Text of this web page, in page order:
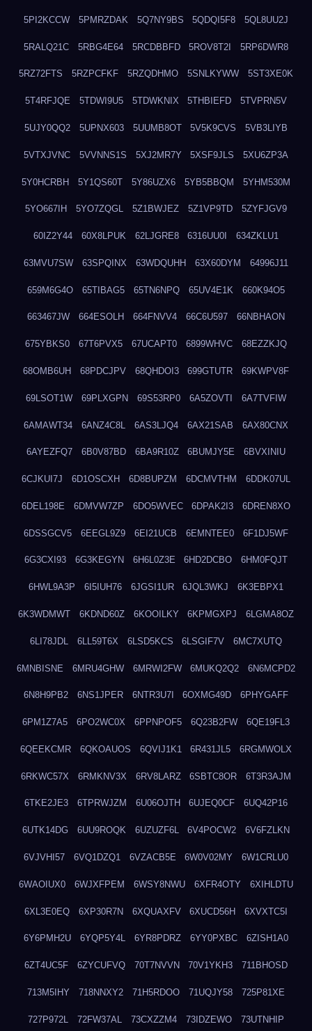
5PI2KCCW 5PMRZDAK 5Q7NY9BS 5QDQI5F8 5QL8UU2J
5RALQ21C 5RBG4E64 5RCDBBFD 5ROV8T2I 5RP6DWR8
5RZ72FTS 5RZPCFKF 5RZQDHMO 5SNLKYWW 5ST3XE0K
5T4RFJQE 5TDWI9U5 5TDWKNIX 5THBIEFD 5TVPRN5V
5UJY0QQ2 5UPNX603 5UUMB8OT 5V5K9CVS 5VB3LIYB
5VTXJVNC 5VVNNS1S 5XJ2MR7Y 5XSF9JLS 5XU6ZP3A
5Y0HCRBH 5Y1QS60T 5Y86UZX6 5YB5BBQM 5YHM530M
5YO667IH 5YO7ZQGL 5Z1BWJEZ 5Z1VP9TD 5ZYFJGV9
60IZ2Y44 60X8LPUK 62LJGRE8 6316UU0I 634ZKLU1
63MVU7SW 63SPQINX 63WDQUHH 63X60DYM 64996J11
659M6G4O 65TIBAG5 65TN6NPQ 65UV4E1K 660K94O5
663467JW 664ESOLH 664FNVV4 66C6U597 66NBHAON
675YBKS0 67T6PVX5 67UCAPT0 6899WHVC 68EZZKJQ
68OMB6UH 68PDCJPV 68QHDOI3 699GTUTR 69KWPV8F
69LSOT1W 69PLXGPN 69S53RP0 6A5ZOVTI 6A7TVFIW
6AMAWT34 6ANZ4C8L 6AS3LJQ4 6AX21SAB 6AX80CNX
6AYEZFQ7 6B0V87BD 6BA9R10Z 6BUMJY5E 6BVXINIU
6CJKUI7J 6D1OSCXH 6D8BUPZM 6DCMVTHM 6DDK07UL
6DEL198E 6DMVW7ZP 6DO5WVEC 6DPAK2I3 6DREN8XO
6DSSGCV5 6EEGL9Z9 6EI21UCB 6EMNTEE0 6F1DJ5WF
6G3CXI93 6G3KEGYN 6H6L0Z3E 6HD2DCBO 6HM0FQJT
6HWL9A3P 6I5IUH76 6JGSI1UR 6JQL3WKJ 6K3EBPX1
6K3WDMWT 6KDND60Z 6KOOILKY 6KPMGXPJ 6LGMA8OZ
6LI78JDL 6LL59T6X 6LSD5KCS 6LSGIF7V 6MC7XUTQ
6MNBISNE 6MRU4GHW 6MRWI2FW 6MUKQ2Q2 6N6MCPD2
6N8H9PB2 6NS1JPER 6NTR3U7I 6OXMG49D 6PHYGAFF
6PM1Z7A5 6PO2WC0X 6PPNPOF5 6Q23B2FW 6QE19FL3
6QEEKCMR 6QKOAUOS 6QVIJ1K1 6R431JL5 6RGMWOLX
6RKWC57X 6RMKNV3X 6RV8LARZ 6SBTC8OR 6T3R3AJM
6TKE2JE3 6TPRWJZM 6U06OJTH 6UJEQ0CF 6UQ42P16
6UTK14DG 6UU9ROQK 6UZUZF6L 6V4POCW2 6V6FZLKN
6VJVHI57 6VQ1DZQ1 6VZACB5E 6W0V02MY 6W1CRLU0
6WAOIUX0 6WJXFPEM 6WSY8NWU 6XFR4OTY 6XIHLDTU
6XL3E0EQ 6XP30R7N 6XQUAXFV 6XUCD56H 6XVXTC5I
6Y6PMH2U 6YQP5Y4L 6YR8PDRZ 6YY0PXBC 6ZISH1A0
6ZT4UC5F 6ZYCUFVQ 70T7NVVN 70V1YKH3 711BHOSD
713M5IHY 718NNXY2 71H5RDOO 71UQJY58 725P81XE
727P972L 72FW37AL 73CXZZM4 73IDZEWO 73UTNHIP